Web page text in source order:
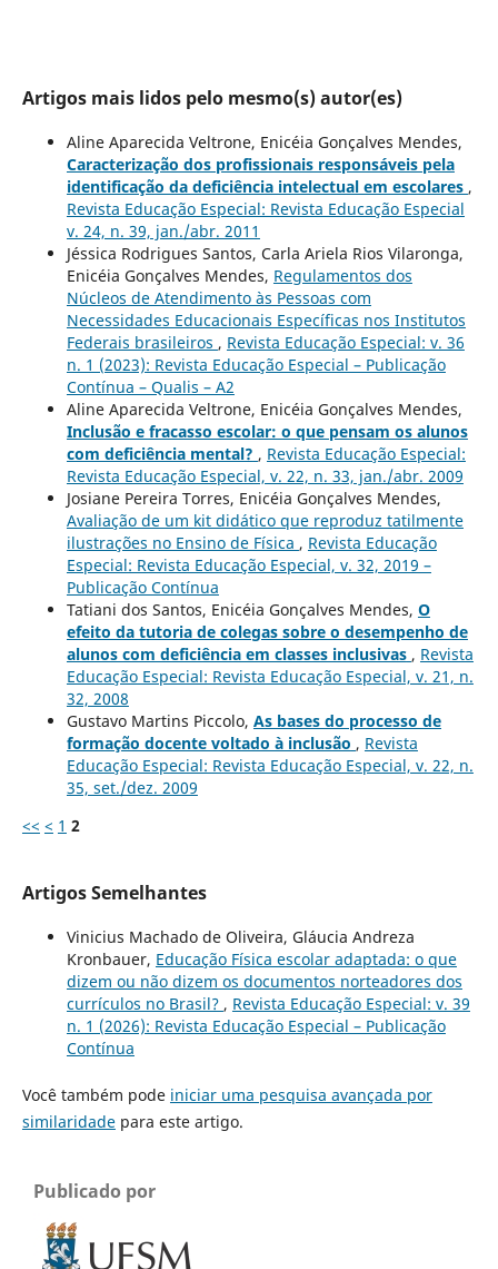
Artigos mais lidos pelo mesmo(s) autor(es)
Aline Aparecida Veltrone, Enicéia Gonçalves Mendes,
Caracterização dos profissionais responsáveis pela
identificação da deficiência intelectual em escolares ,
Revista Educação Especial: Revista Educação Especial
v. 24, n. 39, jan./abr. 2011
Jéssica Rodrigues Santos, Carla Ariela Rios Vilaronga,
Enicéia Gonçalves Mendes, Regulamentos dos
Núcleos de Atendimento às Pessoas com
Necessidades Educacionais Específicas nos Institutos
Federais brasileiros , Revista Educação Especial: v. 36
n. 1 (2023): Revista Educação Especial – Publicação
Contínua – Qualis – A2
Aline Aparecida Veltrone, Enicéia Gonçalves Mendes,
Inclusão e fracasso escolar: o que pensam os alunos
com deficiência mental? , Revista Educação Especial:
Revista Educação Especial, v. 22, n. 33, jan./abr. 2009
Josiane Pereira Torres, Enicéia Gonçalves Mendes,
Avaliação de um kit didático que reproduz tatilmente
ilustrações no Ensino de Física , Revista Educação
Especial: Revista Educação Especial, v. 32, 2019 –
Publicação Contínua
Tatiani dos Santos, Enicéia Gonçalves Mendes, O
efeito da tutoria de colegas sobre o desempenho de
alunos com deficiência em classes inclusivas , Revista
Educação Especial: Revista Educação Especial, v. 21, n.
32, 2008
Gustavo Martins Piccolo, As bases do processo de
formação docente voltado à inclusão , Revista
Educação Especial: Revista Educação Especial, v. 22, n.
35, set./dez. 2009
<< < 1 2
Artigos Semelhantes
Vinicius Machado de Oliveira, Gláucia Andreza
Kronbauer, Educação Física escolar adaptada: o que
dizem ou não dizem os documentos norteadores dos
currículos no Brasil? , Revista Educação Especial: v. 39
n. 1 (2026): Revista Educação Especial – Publicação
Contínua
Você também pode iniciar uma pesquisa avançada por
similaridadepara este artigo.
Publicado por